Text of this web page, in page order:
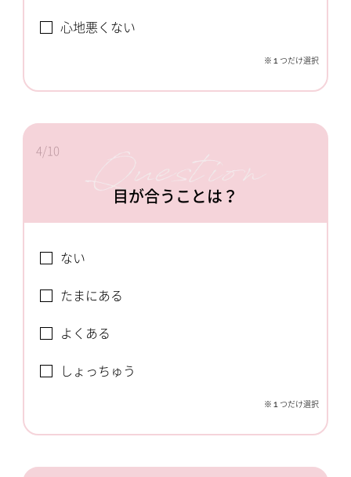
心地悪くない
※１つだけ選択
4/10
目が合うことは？
ない
たまにある
よくある
しょっちゅう
※１つだけ選択